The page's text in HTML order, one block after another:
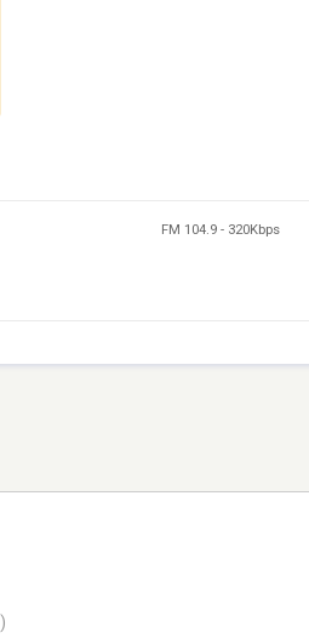
FM 104.9 - 320Kbps